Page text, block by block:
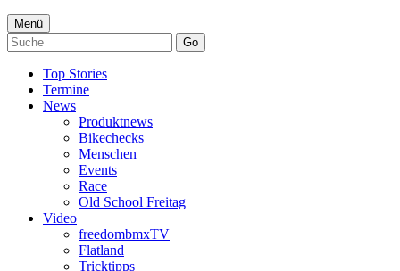
Menü
Go
Top Stories
Termine
News
Produktnews
Bikechecks
Menschen
Events
Race
Old School Freitag
Video
freedombmxTV
Flatland
Tricktipps